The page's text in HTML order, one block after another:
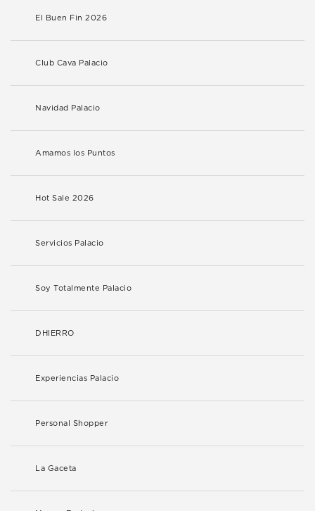
El Buen Fin 2026
Club Cava Palacio
Navidad Palacio
Amamos los Puntos
Hot Sale 2026
Servicios Palacio
Soy Totalmente Palacio
DHIERRO
Experiencias Palacio
Personal Shopper
La Gaceta